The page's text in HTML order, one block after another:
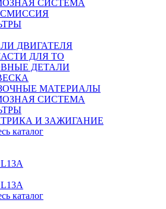
СИСТЕМА
ДВИГАТЕЛЯ
ДЛЯ ТО
ДЕТАЛИ
МАТЕРИАЛЫ
СИСТЕМА
И ЗАЖИГАНИЕ
каталог
L13A
L13A
каталог